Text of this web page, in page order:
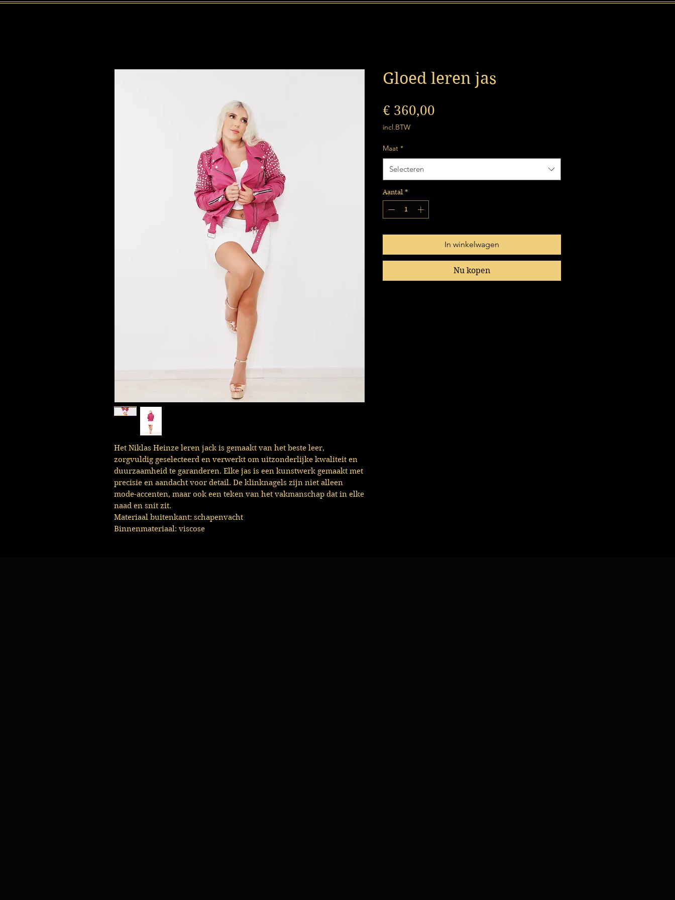
Het Niklas Heinze leren jack is gemaakt van het beste leer,
zorgvuldig geselecteerd en verwerkt om uitzonderlijke kwaliteit en
duurzaamheid te garanderen. Elke jas is een kunstwerk gemaakt met
precisie en aandacht voor detail. De klinknagels zijn niet alleen
mode-accenten, maar ook een teken van het vakmanschap dat in elke
naad en snit zit.
Materiaal buitenkant: schapenvacht
Binnenmateriaal: viscose
Gloed leren jas
€ 360,00
incl.BTW
Maat *
Selecteren
Aantal *
In winkelwagen
Nu kopen